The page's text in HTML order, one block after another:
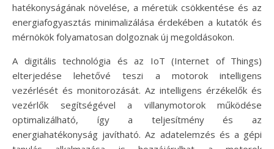
hatékonyságának növelése, a méretük csökkentése és az
energiafogyasztás minimalizálása érdekében a kutatók és
mérnökök folyamatosan dolgoznak új megoldásokon.
A digitális technológia és az IoT (Internet of Things)
elterjedése lehetővé teszi a motorok intelligens
vezérlését és monitorozását. Az intelligens érzékelők és
vezérlők segítségével a villanymotorok működése
optimalizálható, így a teljesítmény és az
energiahatékonyság javítható. Az adatelemzés és a gépi